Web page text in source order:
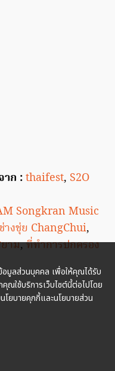
ก :thaifest, S2O
Songkran Music
างชุ่ย ChangChui,
าม,ที่ทำการปกครอง
อมูลส่วนบุคคล เพื่อให้คุณได้รับ
ณใช้บริการเว็บไซต์นี้ต่อไปโดย
ยบายคุกกี้และนโยบายส่วน